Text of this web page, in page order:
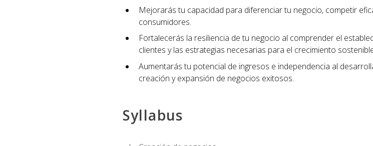
Mejorarás tu capacidad para diferenciar tu negocio, competir
consumidores.
Fortalecerás la resiliencia de tu negocio al comprender el
clientes y las estrategias necesarias para el crecimiento
Aumentarás tu potencial de ingresos e independencia al
creación y expansión de negocios exitosos.
Syllabus